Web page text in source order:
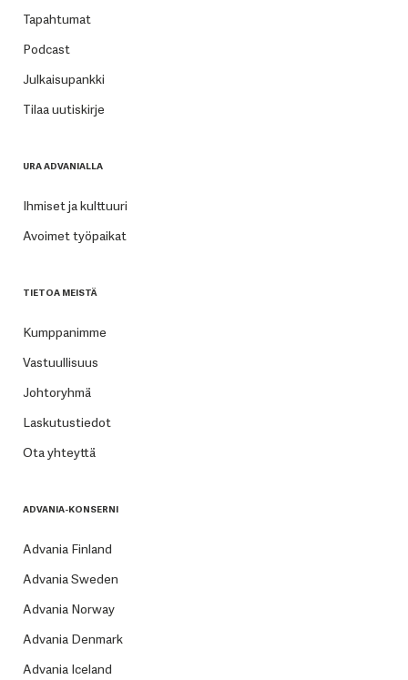
Tapahtumat
Podcast
Julkaisupankki
Tilaa uutiskirje
URA ADVANIALLA
Ihmiset ja kulttuuri
Avoimet työpaikat
TIETOA MEISTÄ
Kumppanimme
Vastuullisuus
Johtoryhmä
Laskutustiedot
Ota yhteyttä
ADVANIA-KONSERNI
Advania Finland
Advania Sweden
Advania Norway
Advania Denmark
Advania Iceland